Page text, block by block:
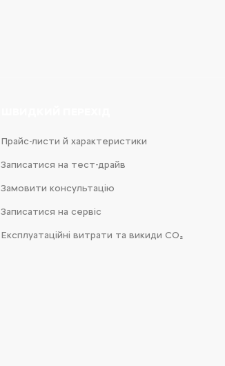
Прайс-листи й характеристики
Записатися на тест-драйв
Замовити консультацію
Записатися на сервіс
Експлуатаційні витрати та викиди CO₂